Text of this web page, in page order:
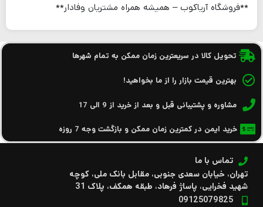
**فروشگاه آریاکوب – همیشه همراه مشتریان وفادار**
تحویل کالا در سریعترین زمان ممکن به تمام شهرها
بهترین قیمت بازار را از ما بخواهید!
مشاوره و پشتیبانی قبل و بعد از خرید از 9 الی 17
خرید ایمن در کمترین زمان ممکن و بازگشت وجه 7 روزه
تماس با ما
تهران، خیابان سعدی جنوبی، مقابل بانک ملی، کوچه
شهید فخرایی، پاساژ فرهاد، طبقه همکف، پلاک 31
09125079825